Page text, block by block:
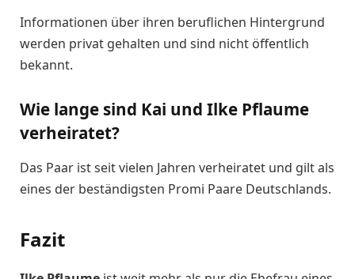
Informationen über ihren beruflichen Hintergrund
werden privat gehalten und sind nicht öffentlich
bekannt.
Wie lange sind Kai und Ilke Pflaume
verheiratet?
Das Paar ist seit vielen Jahren verheiratet und gilt als
eines der beständigsten Promi Paare Deutschlands.
Fazit